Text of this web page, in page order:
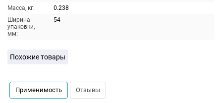
Масса, кг:
0.238
Ширина
упаковки,
мм:
54
Похожие товары
Применимость Отзывы